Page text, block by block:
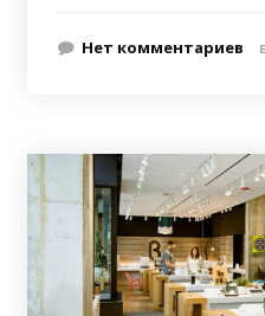
Нет комментариев